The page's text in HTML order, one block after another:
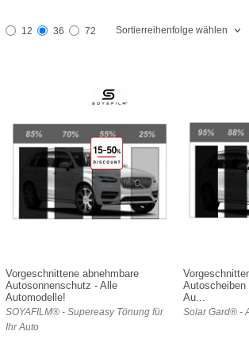
12 36 72 Sortierreihenfolge wählen
Vorgeschnittene abnehmbare
Autosonnenschutz - Alle
Automodelle!
SOYAFILM® - Supereasy Tönung für
Ihr Auto
Autoscheiben
Au...
Solar Gard® -